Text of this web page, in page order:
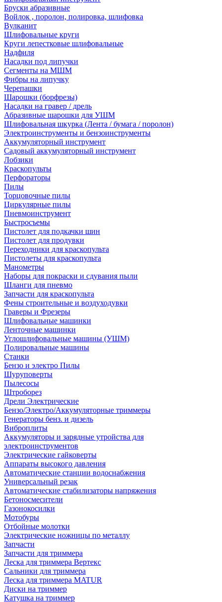
Бруски абразивные
Войлок , поролон, полировка, шлифовка
Вулканит
Шлифовальные круги
Круги лепестковые шлифовальные
Надфиля
Насадки под липучки
Сегменты на МШМ
Фибры на липучку
Черепашки
Шарошки (борфрезы)
Насадки на гравер / дрель
Абразивные шарошки для УШМ
Шлифовальная шкурка (Лента / бумага / поролон)
Электроинструменты и бензоинструменты
Аккумуляторный инструмент
Садовый аккумуляторный инструмент
Лобзики
Краскопульты
Перфораторы
Пилы
Торцовочные пилы
Циркулярные пилы
Пневмоинструмент
Быстросъемы
Пистолет для подкачки шин
Пистолет для продувки
Переходники для краскопульта
Пистолеты для краскопульта
Манометры
Наборы для покраски и сдувания пыли
Шланги для пневмо
Запчасти для краскопульта
Фены строительные и воздуходувки
Граверы и Фрезеры
Шлифовальные машинки
Ленточные машинки
Углошлифовальные машины (УШМ)
Полировальные машины
Станки
Бензо и электро Пилы
Шуруповерты
Пылесосы
Штроборез
Дрели Электрические
Бензо/Электро/Аккумуляторные триммеры
Генераторы бенз. и дизель
Виброплиты
Аккумуляторы и зарядные утройства для
электроинструментов
Электрические гайковерты
Аппараты высокого давления
Автоматические станции водоснабжения
Универсальный резак
Автоматические стабилизаторы напряжения
Бетоносмесители
Газонокосилки
Мотобуры
Отбойные молотки
Электрические ножницы по металлу
Запчасти
Запчасти для триммера
Леска для триммера Вертекс
Сальники для триммера
Леска для триммера MATUR
Диски на триммер
Катушка на триммер